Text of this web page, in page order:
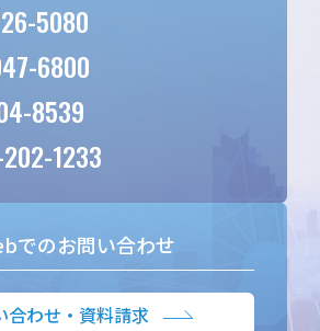
5080
6800
8539
1233
でのお問い合わせ
合わせ・資料請求